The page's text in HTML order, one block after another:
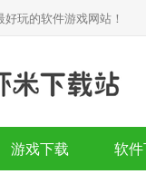
玩的软件游戏网站！
游戏下载 软